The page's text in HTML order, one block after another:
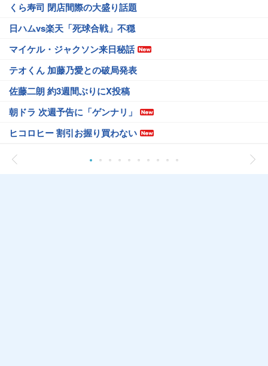
くら寿司 閉店間際の大盛り話題
日ハムvs楽天「死球合戦」不穏
マイケル・ジャクソン来日秘話
テオくん 加藤乃愛との破局発表
佐藤二朗 約3週間ぶりにX投稿
朝ドラ 次週予告に「ゲンナリ」
ヒコロヒー 割引お握り買わない